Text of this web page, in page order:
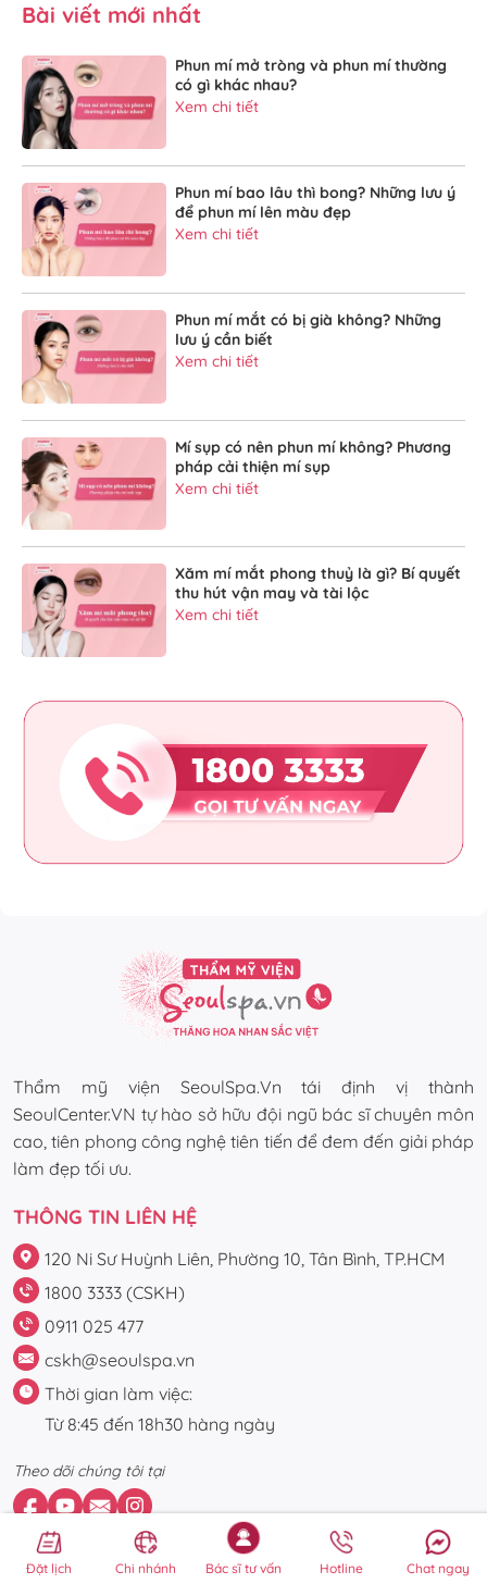
Bài viết mới nhất
Phun mí mở tròng và phun mí thường
có gì khác nhau?
Xem chi tiết
Phun mí bao lâu thì bong? Những lưu ý
để phun mí lên màu đẹp
Xem chi tiết
Phun mí mắt có bị già không? Những
lưu ý cần biết
Xem chi tiết
Mí sụp có nên phun mí không? Phương
pháp cải thiện mí sụp
Xem chi tiết
Xăm mí mắt phong thuỷ là gì? Bí quyết
thu hút vận may và tài lộc
Xem chi tiết
Thẩm mỹ viện SeoulSpa.Vn tái định vị thành
SeoulCenter.VN tự hào sở hữu đội ngũ bác sĩ chuyên môn
cao, tiên phong công nghệ tiên tiến để đem đến giải pháp
làm đẹp tối ưu.
THÔNG TIN LIÊN HỆ
120 Ni Sư Huỳnh Liên, Phường 10, Tân Bình, TP.HCM
1800 3333 (CSKH)
0911 025 477
cskh@seoulspa.vn
Thời gian làm việc:
Từ 8:45 đến 18h30 hàng ngày
Theo dõi chúng tôi tại
Đặt lịch Chi nhánh Bác sĩ tư vấn Hotline Chat ngay